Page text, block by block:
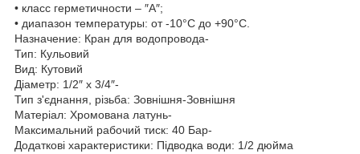
• класс герметичности – ″А″;
• диапазон температуры: от -10°C до +90°C.
Назначение: Кран для водопровода-
Тип: Кульовий
Вид: Кутовий
Діаметр: 1/2″ x 3/4″-
Тип з'єднання, різьба: Зовнішня-Зовнішня
Матеріал: Хромована латунь-
Максимальний рабочий тиск: 40 Бар-
Додаткові характеристики: Підводка води: 1/2 дюйма